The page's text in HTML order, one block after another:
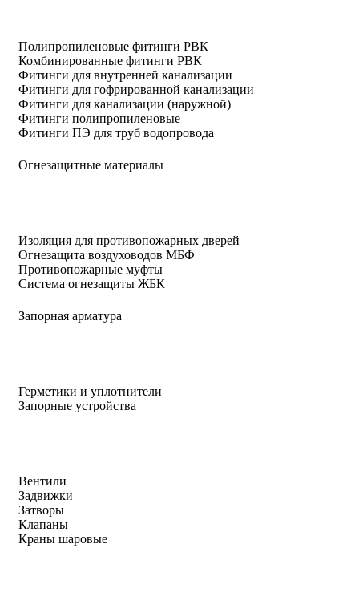
Полипропиленовые фитинги РВК
Комбинированные фитинги РВК
Фитинги для внутренней канализации
Фитинги для гофрированной канализации
Фитинги для канализации (наружной)
Фитинги полипропиленовые
Фитинги ПЭ для труб водопровода
Огнезащитные материалы
Изоляция для противопожарных дверей
Огнезащита воздуховодов МБФ
Противопожарные муфты
Система огнезащиты ЖБК
Запорная арматура
Герметики и уплотнители
Запорные устройства
Вентили
Задвижки
Затворы
Клапаны
Краны шаровые